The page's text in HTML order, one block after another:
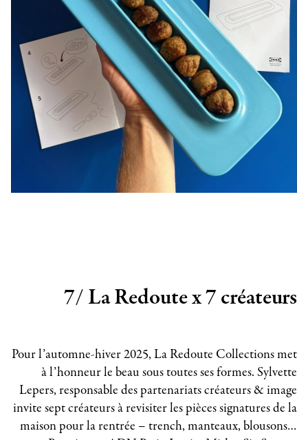
7/ La Redoute x 7 créateurs
Pour l’automne-hiver 2025, La Redoute Collections met
à l’honneur le beau sous toutes ses formes. Sylvette
Lepers, responsable des partenariats créateurs & image
invite sept créateurs à revisiter les pièces signatures de la
maison pour la rentrée – trench, manteaux, blousons…